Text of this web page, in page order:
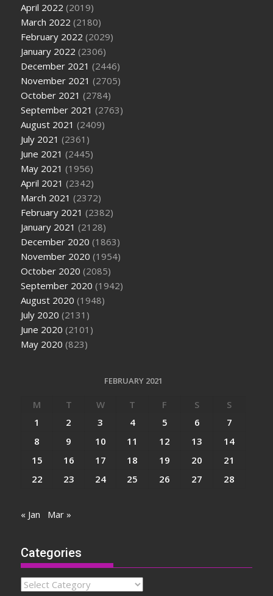
April 2022 (2019)
March 2022 (2180)
February 2022 (2029)
January 2022 (2306)
December 2021 (2446)
November 2021 (2705)
October 2021 (2784)
September 2021 (2763)
August 2021 (2409)
July 2021 (2361)
June 2021 (2445)
May 2021 (1956)
April 2021 (2342)
March 2021 (2372)
February 2021 (2382)
January 2021 (2128)
December 2020 (1863)
November 2020 (1954)
October 2020 (2085)
September 2020 (1942)
August 2020 (1948)
July 2020 (2131)
June 2020 (2101)
May 2020 (823)
FEBRUARY 2021
M T W T F S
S
1
2 3 4 5 6
7
8
9 10 11 12 13
14
15
16 17 18 19 20
21
22
23 24 25 26 27 28
« Jan Mar »
Categories
Categories